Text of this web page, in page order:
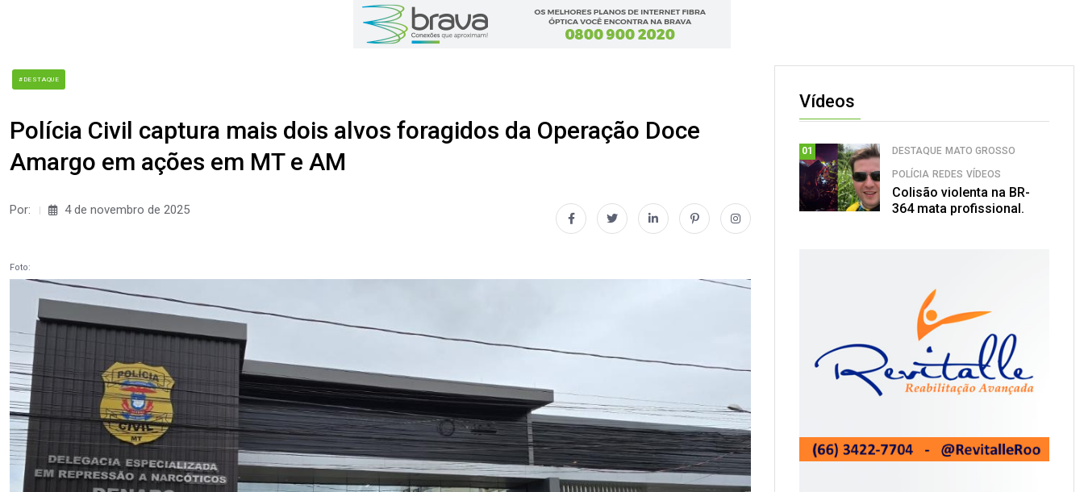
#DESTAQUE
Polícia Civil captura mais dois alvos foragidos da Operação Doce
Amargo em ações em MT e AM
Por: 4 de novembro de 2025
Foto:
Vídeos
01 DESTAQUE MATO GROSSO
POLÍCIA REDES VÍDEOS
Colisão violenta na BR-
364 mata profissional.